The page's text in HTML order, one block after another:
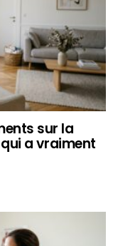
sur la
a vraiment